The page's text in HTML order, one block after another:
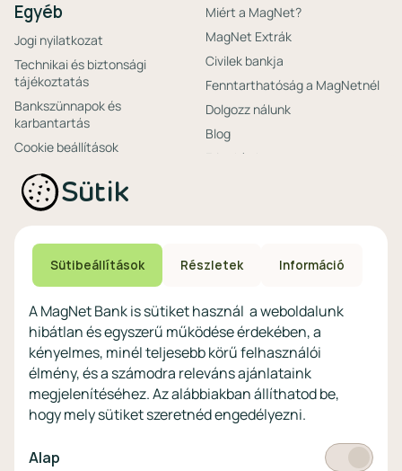
Egyéb
Jogi nyilatkozat
Technikai és biztonsági
tájékoztatás
Bankszünnapok és
karbantartás
Cookie beállítások
Miért a MagNet?
MagNet Extrák
Civilek bankja
Fenntarthatóság a MagNetnél
Dolgozz nálunk
Blog
Friss hírek
Ajánlataink non-
profitoknak
számlacsomagok
Megtakarítások non-
profitoknak
Digitális szolgáltatások non-
profitoknak
eszközökön
Vértezze fel magát a
kibercsalásokkal
szemben!
Látogasson el a KiberPajzs
honlapra!
Sütik
Sütibeállítások Részletek Információ
A MagNet Bank is sütiket használ a weboldalunk
hibátlan és egyszerű működése érdekében, a
kényelmes, minél teljesebb körű felhasználói
élmény, és a számodra releváns ajánlataink
megjelenítéséhez. Az alábbiakban állíthatod be,
hogy mely sütiket szeretnéd engedélyezni.
Alap Kötelező